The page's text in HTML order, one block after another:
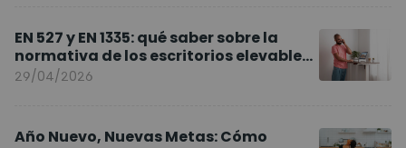
EN 527 y EN 1335: qué saber sobre la
normativa de los escritorios elevables
y sillas ergonómicas
29/04/2026
Año Nuevo, Nuevas Metas: Cómo